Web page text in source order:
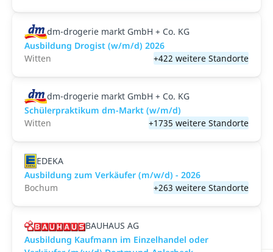
dm-drogerie markt GmbH + Co. KG
Ausbildung Drogist (w/m/d) 2026
Witten
+422 weitere Standorte
dm-drogerie markt GmbH + Co. KG
Schülerpraktikum dm-Markt (w/m/d)
Witten
+1735 weitere Standorte
EDEKA
Ausbildung zum Verkäufer (m/w/d) - 2026
Bochum
+263 weitere Standorte
BAUHAUS AG
Ausbildung Kaufmann im Einzelhandel oder